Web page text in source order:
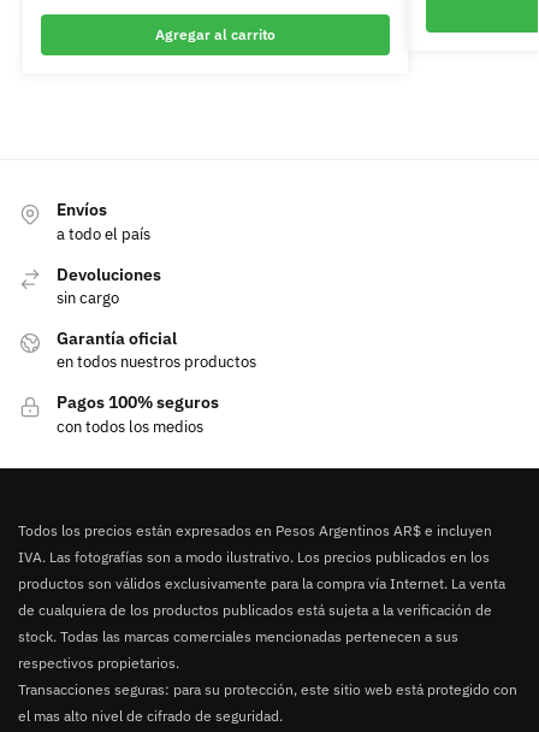
Agregar al carrito
Envíos
a todo el país
Devoluciones
sin cargo
Garantía oficial
en todos nuestros productos
Pagos 100% seguros
con todos los medios
Todos los precios están expresados en Pesos Argentinos AR$ e incluyen
IVA. Las fotografías son a modo ilustrativo. Los precios publicados en los
productos son válidos exclusivamente para la compra vía Internet. La venta
de cualquiera de los productos publicados está sujeta a la verificación de
stock. Todas las marcas comerciales mencionadas pertenecen a sus
respectivos propietarios.
Transacciones seguras: para su protección, este sitio web está protegido con
el mas alto nivel de cifrado de seguridad.